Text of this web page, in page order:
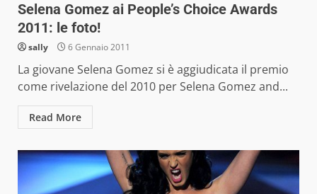
Selena Gomez ai People’s Choice Awards
2011: le foto!
sally 6 Gennaio 2011
La giovane Selena Gomez si è aggiudicata il premio
come rivelazione del 2010 per Selena Gomez and...
Read More